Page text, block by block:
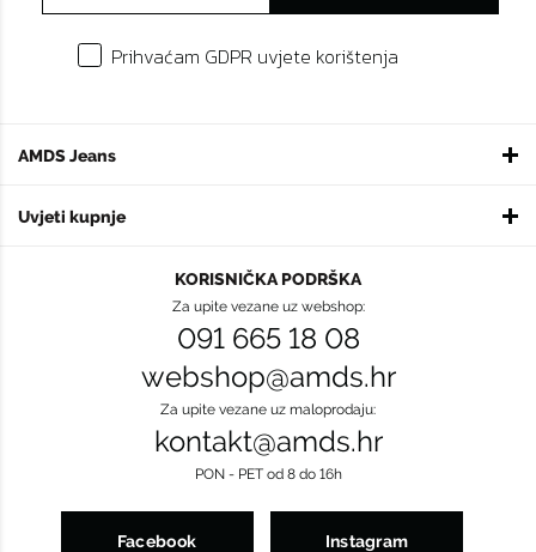
AMDS Jeans
Uvjeti kupnje
Prihvaćam GDPR uvjete korištenja
KORISNIČKA PODRŠKA
Za upite vezane uz webshop:
091 665 18 08
webshop@amds.hr
Za upite vezane uz maloprodaju:
kontakt@amds.hr
PON - PET od 8 do 16h
Facebook Instagram